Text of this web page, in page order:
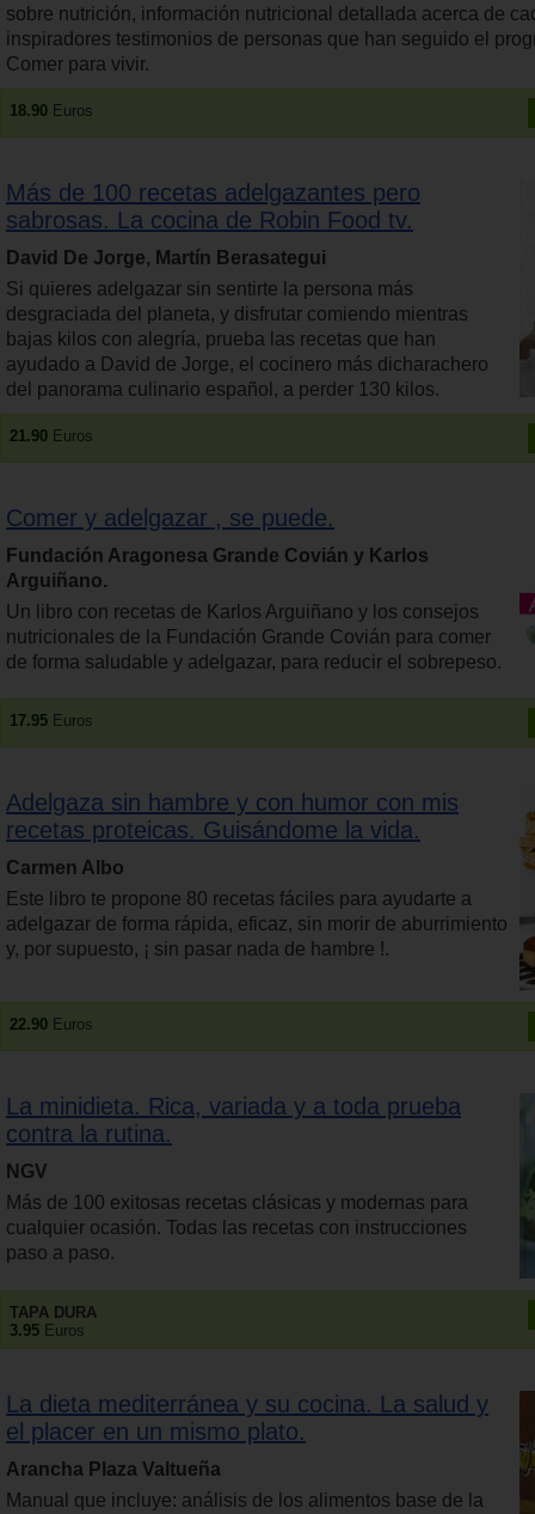
sobre nutrición, información nutricional detallada acerca de
inspiradores testimonios de personas que han seguido el
Comer para vivir.
18.90 Euros
Más de 100 recetas adelgazantes pero
sabrosas. La cocina de Robin Food tv.
David De Jorge, Martín Berasategui
Si quieres adelgazar sin sentirte la persona más
desgraciada del planeta, y disfrutar comiendo mientras
bajas kilos con alegría, prueba las recetas que han
ayudado a David de Jorge, el cocinero más dicharachero
del panorama culinario español, a perder 130 kilos.
21.90 Euros
Comer y adelgazar , se puede.
Fundación Aragonesa Grande Covián y Karlos
Arguiñano.
Un libro con recetas de Karlos Arguiñano y los consejos
nutricionales de la Fundación Grande Covián para comer
de forma saludable y adelgazar, para reducir el sobrepeso.
17.95 Euros
Adelgaza sin hambre y con humor con mis
recetas proteicas. Guisándome la vida.
Carmen Albo
Este libro te propone 80 recetas fáciles para ayudarte a
adelgazar de forma rápida, eficaz, sin morir de aburrimiento
y, por supuesto, ¡ sin pasar nada de hambre !.
22.90 Euros
La minidieta. Rica, variada y a toda prueba
contra la rutina.
NGV
Más de 100 exitosas recetas clásicas y modernas para
cualquier ocasión. Todas las recetas con instrucciones
paso a paso.
TAPA DURA
3.95 Euros
La dieta mediterránea y su cocina. La salud y
el placer en un mismo plato.
Arancha Plaza Valtueña
Manual que incluye: análisis de los alimentos base de la